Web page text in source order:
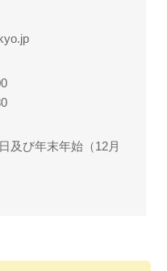
及び年末年始（12月